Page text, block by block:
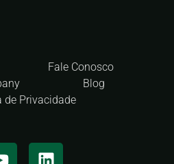
Fale Conosco
Blog
de Privacidade